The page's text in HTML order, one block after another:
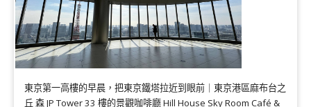
東京第一高樓的早晨，把東京鐵塔拉近到眼前｜東京港區麻布台之
丘 森 JP Tower 33 樓的景觀咖啡廳 Hill House Sky Room Café &